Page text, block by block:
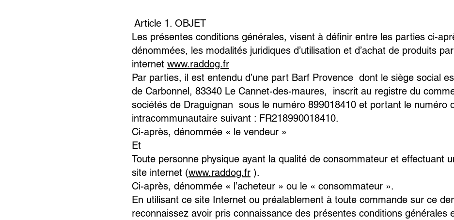
Article 1. OBJET
Les présentes conditions générales, visent à définir entre les parties ci-
dénommées, les modalités juridiques d’utilisation et d’achat de produits
internet www.raddog.fr
Par parties, il est entendu d’une part Barf Provence dont le siège social
de Carbonnel, 83340 Le Cannet-des-maures, inscrit au registre du
sociétés de Draguignan sous le numéro 899018410 et portant le numéro
intracommunautaire suivant : FR218990018410.
Ci-après, dénommée « le vendeur »
Et
Toute personne physique ayant la qualité de consommateur et effectuant
site internet (www.raddog.fr ).
Ci-après, dénommée « l’acheteur » ou le « consommateur ».
En utilisant ce site Internet ou préalablement à toute commande sur ce
reconnaissez avoir pris connaissance des présentes conditions générales